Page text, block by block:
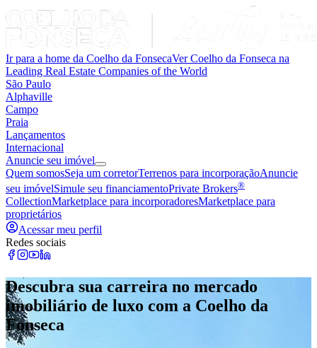
Ir para a home da Coelho da FonsecaVer Coelho da Fonseca na
Leading Real Estate Companies of the World
São Paulo
Alphaville
Campo
Praia
Lançamentos
Internacional
Anuncie seu imóvel
Quem somosSeja um corretorTerrenos para incorporaçãoAnuncie
seu imóvelSimule seu financiamentoPrivate Brokers®
CollectionMarketplace para incorporadoresMarketplace para
proprietários
Acessar meu perfil
Redes sociais
Descubra sua carreira no mercado
imobiliário de luxo com a Coelho da
Fonseca